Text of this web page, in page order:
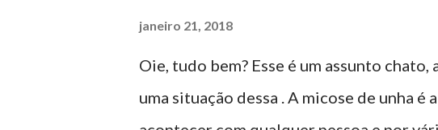
janeiro 21, 2018
Oie, tudo bem? Esse é um assunto
uma situação dessa . A micose de unha é